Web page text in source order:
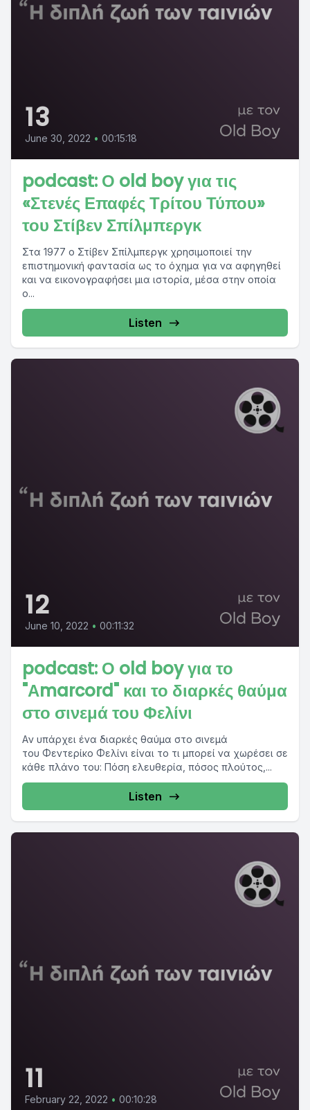
13
June 30, 2022 • 00:15:18
podcast: Ο old boy για τις
«Στενές Επαφές Τρίτου Τύπου»
του Στίβεν Σπίλμπεργκ
Στα 1977 ο Στίβεν Σπίλμπεργκ χρησιμοποιεί την
επιστημονική φαντασία ως το όχημα για να αφηγηθεί
και να εικονογραφήσει μια ιστορία, μέσα στην οποία
ο...
Listen
12
June 10, 2022 • 00:11:32
podcast: Ο old boy για το
"Αmarcord" και το διαρκές θαύμα
στο σινεμά του Φελίνι
Aν υπάρχει ένα διαρκές θαύμα στο σινεμά
του Φεντερίκο Φελίνι είναι το τι μπορεί να χωρέσει σε
κάθε πλάνο του: Πόση ελευθερία, πόσος πλούτος,...
Listen
11
February 22, 2022 • 00:10:28